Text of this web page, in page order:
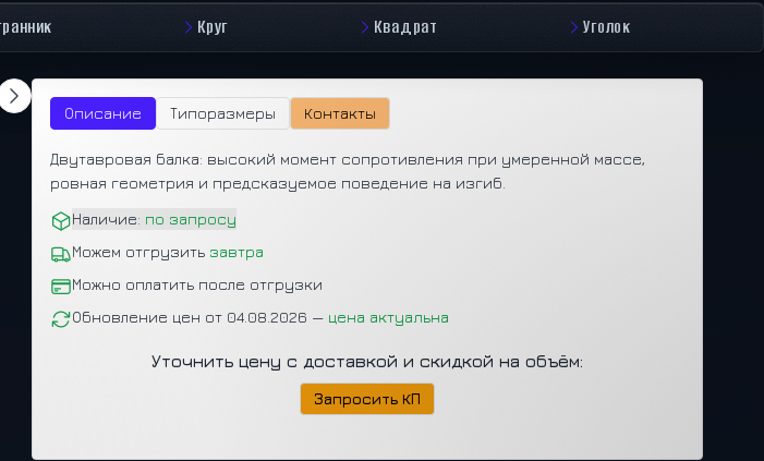
Круг Квадрат Уголок
Описание Типоразмеры Контакты
Двутавровая балка: высокий момент сопротивления при умеренной массе,
ровная геометрия и предсказуемое поведение на изгиб.
Наличие: по запросу
Можем отгрузить завтра
Можно оплатить после отгрузки
Обновление цен от 04.08.2026 — цена актуальна
Уточнить цену с доставкой и скидкой на объём:
Запросить КП